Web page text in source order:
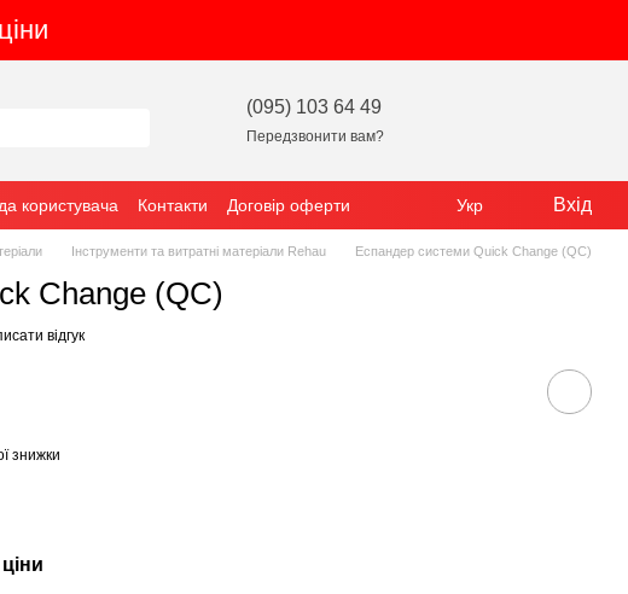
(095) 103 64 49
Передзвонити вам?
користувача Контакти Договір оферти Укр Вхід
Інструменти та витратні матеріали Rehau Еспандер системи Quick Change (QC)
Change (QC)
відгук
знижки